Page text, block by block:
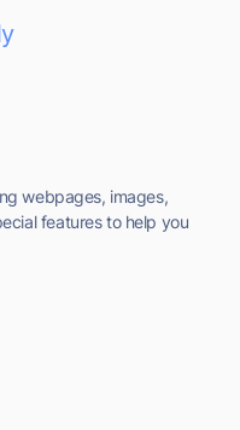
webpages, images,
features to help you